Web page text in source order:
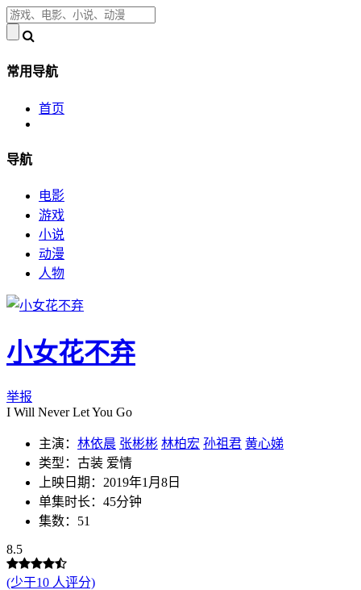
常用导航
首页
导航
电影
游戏
小说
动漫
人物
小女花不弃
举报
I Will Never Let You Go
主演： 林依晨 张彬彬 林柏宏 孙祖君 黄心娣
类型：古装 爱情
上映日期：2019年1月8日
单集时长：45分钟
集数：51
8.5
(少于10 人评分)